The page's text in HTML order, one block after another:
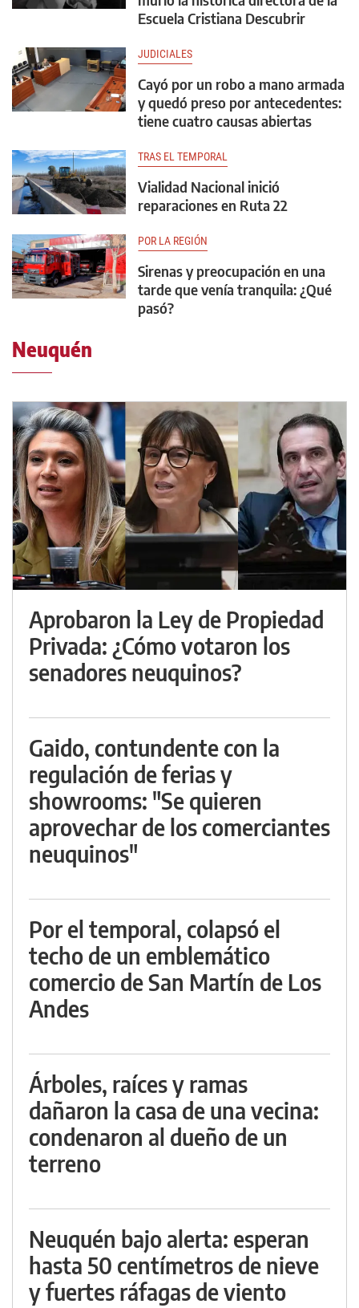
Escuela Cristiana Descubrir
JUDICIALES
Cayó por un robo a mano armada
y quedó preso por antecedentes:
tiene cuatro causas abiertas
TRAS EL TEMPORAL
Vialidad Nacional inició
reparaciones en Ruta 22
POR LA REGIÓN
Sirenas y preocupación en una
tarde que venía tranquila: ¿Qué
pasó?
Neuquén
Aprobaron la Ley de Propiedad
Privada: ¿Cómo votaron los
senadores neuquinos?
Gaido, contundente con la
regulación de ferias y
showrooms: "Se quieren
aprovechar de los comerciantes
neuquinos"
Por el temporal, colapsó el
techo de un emblemático
comercio de San Martín de Los
Andes
Árboles, raíces y ramas
dañaron la casa de una vecina:
condenaron al dueño de un
terreno
Neuquén bajo alerta: esperan
hasta 50 centímetros de nieve
y fuertes ráfagas de viento